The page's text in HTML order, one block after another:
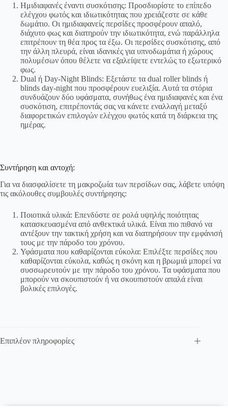
Ημιδιαφανές έναντι συσκότισης: Προσδιορίστε το επίπεδο
ελέγχου φωτός και ιδιωτικότητας που χρειάζεστε σε κάθε
δωμάτιο. Οι ημιδιαφανείς περσίδες προσφέρουν απαλό,
διάχυτο φως και διατηρούν την ιδιωτικότητα, ενώ παράλληλα
επιτρέπουν τη θέα προς τα έξω. Οι περσίδες συσκότισης, από
την άλλη πλευρά, είναι ιδανικές για υπνοδωμάτια ή χώρους
πολυμέσων όπου θέλετε να εξαλείψετε εντελώς το εξωτερικό
φως.
Dual ή Day-Night Blinds: Εξετάστε τα dual roller blinds ή
blinds day-night που προσφέρουν ευελιξία. Αυτά τα στόρια
συνδυάζουν δύο υφάσματα, συνήθως ένα ημιδιαφανές και ένα
συσκότιση, επιτρέποντάς σας να κάνετε εναλλαγή μεταξύ
διαφορετικών επιλογών ελέγχου φωτός κατά τη διάρκεια της
ημέρας.
Συντήρηση και αντοχή:
Για να διασφαλίσετε τη μακροζωία των περσίδων σας, λάβετε υπόψη
τις ακόλουθες συμβουλές συντήρησης:
Ποιοτικά υλικά: Επενδύστε σε ρολά υψηλής ποιότητας
κατασκευασμένα από ανθεκτικά υλικά. Είναι πιο πιθανό να
αντέξουν την τακτική χρήση και να διατηρήσουν την εμφάνισή
τους με την πάροδο του χρόνου.
Υφάσματα που καθαρίζονται εύκολα: Επιλέξτε περσίδες που
καθαρίζονται εύκολα, καθώς η σκόνη και η βρωμιά μπορεί να
συσσωρευτούν με την πάροδο του χρόνου. Τα υφάσματα που
μπορούν να σκουπιστούν ή να σκουπιστούν απαλά είναι
βολικές επιλογές.
Επιπλέον πληροφορίες